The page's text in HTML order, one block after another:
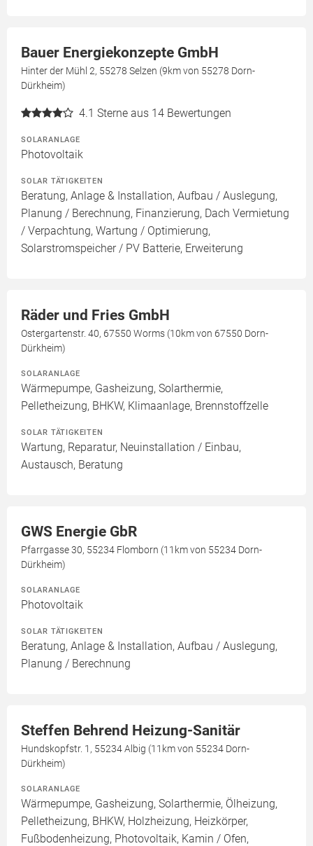
Bauer Energiekonzepte GmbH
Hinter der Mühl 2, 55278 Selzen (9km von 55278 Dorn-
Dürkheim)
4.1 Sterne aus 14 Bewertungen
SOLARANLAGE
Photovoltaik
SOLAR TÄTIGKEITEN
Beratung, Anlage & Installation, Aufbau / Auslegung,
Planung / Berechnung, Finanzierung, Dach Vermietung
/ Verpachtung, Wartung / Optimierung,
Solarstromspeicher / PV Batterie, Erweiterung
Räder und Fries GmbH
Ostergartenstr. 40, 67550 Worms (10km von 67550 Dorn-
Dürkheim)
SOLARANLAGE
Wärmepumpe, Gasheizung, Solarthermie,
Pelletheizung, BHKW, Klimaanlage, Brennstoffzelle
SOLAR TÄTIGKEITEN
Wartung, Reparatur, Neuinstallation / Einbau,
Austausch, Beratung
GWS Energie GbR
Pfarrgasse 30, 55234 Flomborn (11km von 55234 Dorn-
Dürkheim)
SOLARANLAGE
Photovoltaik
SOLAR TÄTIGKEITEN
Beratung, Anlage & Installation, Aufbau / Auslegung,
Planung / Berechnung
Steffen Behrend Heizung-Sanitär
Hundskopfstr. 1, 55234 Albig (11km von 55234 Dorn-
Dürkheim)
SOLARANLAGE
Wärmepumpe, Gasheizung, Solarthermie, Ölheizung,
Pelletheizung, BHKW, Holzheizung, Heizkörper,
Fußbodenheizung, Photovoltaik, Kamin / Ofen,